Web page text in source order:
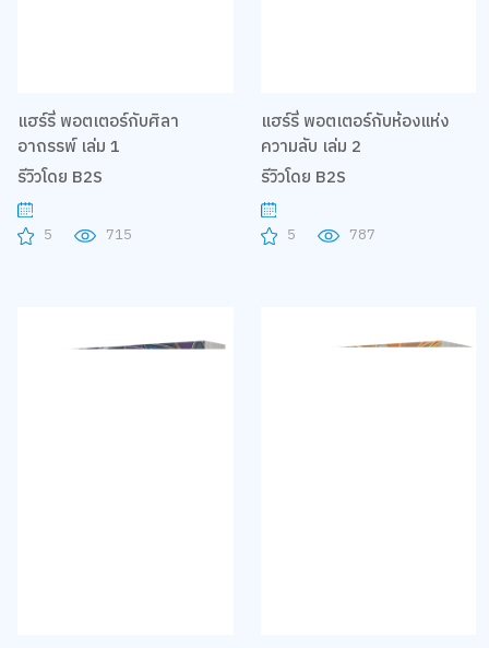
แฮร์รี่ พอตเตอร์กับศิลา
อาถรรพ์ เล่ม 1
รีวิวโดย B2S
5 715
แฮร์รี่ พอตเตอร์กับห้องแห่ง
ความลับ เล่ม 2
รีวิวโดย B2S
5 787